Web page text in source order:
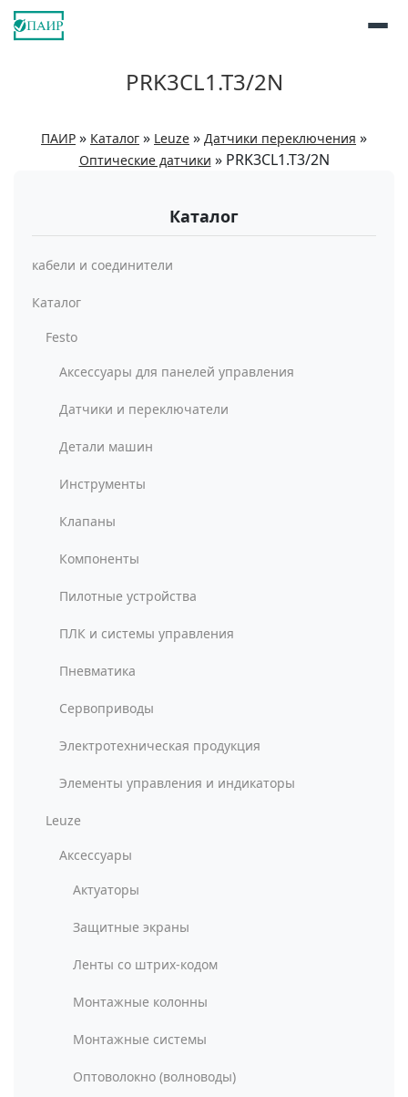
PRK3CL1.T3/2N
ПАИР » Каталог » Leuze » Датчики переключения »
Оптические датчики » PRK3CL1.T3/2N
Каталог
кабели и соединители
Каталог
Festo
Аксессуары для панелей управления
Датчики и переключатели
Детали машин
Инструменты
Клапаны
Компоненты
Пилотные устройства
ПЛК и системы управления
Пневматика
Сервоприводы
Электротехническая продукция
Элементы управления и индикаторы
Leuze
Аксессуары
Актуаторы
Защитные экраны
Ленты со штрих-кодом
Монтажные колонны
Монтажные системы
Оптоволокно (волноводы)